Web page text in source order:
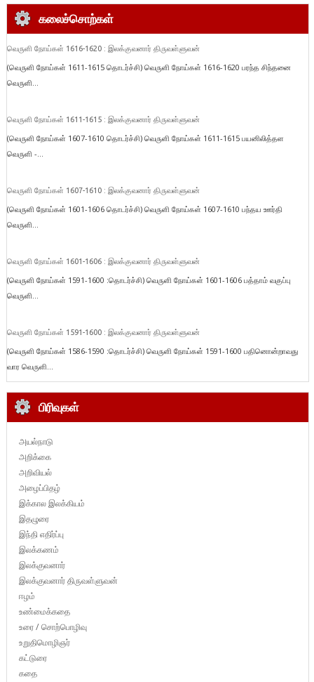
கலைச்சொற்கள்
வெருளி நோய்கள் 1616-1620 : இலக்குவனார் திருவள்ளுவன்
(வெருளி நோய்கள் 1611-1615 தொடர்ச்சி) வெருளி நோய்கள் 1616-1620 பரந்த சிந்தனை
வெருளி...
வெருளி நோய்கள் 1611-1615 : இலக்குவனார் திருவள்ளுவன்
(வெருளி நோய்கள் 1607-1610 தொடர்ச்சி) வெருளி நோய்கள் 1611-1615 பயனிலித்தள
வெருளி -...
வெருளி நோய்கள் 1607-1610 : இலக்குவனார் திருவள்ளுவன்
(வெருளி நோய்கள் 1601-1606 தொடர்ச்சி) வெருளி நோய்கள் 1607-1610 பந்தய ஊர்தி
வெருளி...
வெருளி நோய்கள் 1601-1606 : இலக்குவனார் திருவள்ளுவன்
(வெருளி நோய்கள் 1591-1600 :தொடர்ச்சி) வெருளி நோய்கள் 1601-1606 பத்தாம் வகுப்பு
வெருளி...
வெருளி நோய்கள் 1591-1600 : இலக்குவனார் திருவள்ளுவன்
(வெருளி நோய்கள் 1586-1590 :தொடர்ச்சி) வெருளி நோய்கள் 1591-1600 பதினொன்றாவது
வார வெருளி...
பிரிவுகள்
அயல்நாடு
அறிக்கை
அறிவியல்
அழைப்பிதழ்
இக்கால இலக்கியம்
இதழுரை
இந்தி எதிர்ப்பு
இலக்கணம்
இலக்குவனார்
இலக்குவனார் திருவள்ளுவன்
ஈழம்
உண்மைக்கதை
உரை / சொற்பொழிவு
உறுதிமொழிஞர்
கட்டுரை
கதை